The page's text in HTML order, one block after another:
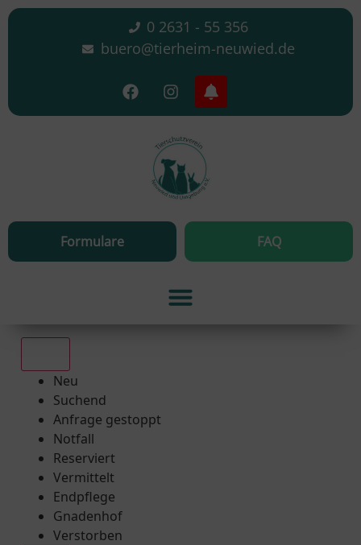
0 2631 - 55 356
buero@tierheim-neuwied.de
Formulare FAQ
Neu
Suchend
Anfrage gestoppt
Notfall
Reserviert
Vermittelt
Endpflege
Gnadenhof
Verstorben